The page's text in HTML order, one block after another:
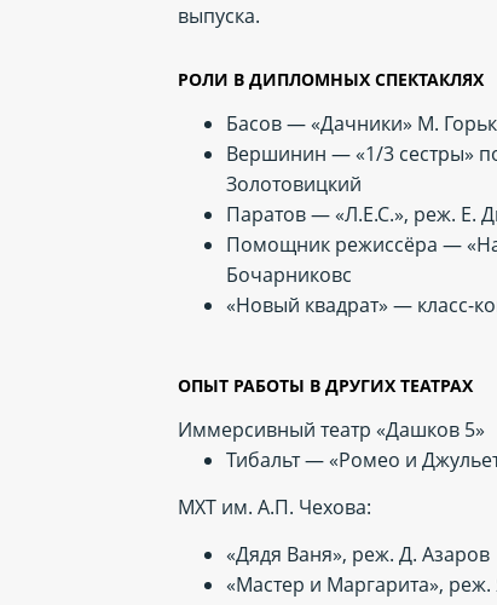
выпуска.
РОЛИ В ДИПЛОМНЫХ СПЕКТАКЛЯХ
Басов — «Дачники» М.
Вершинин — «1/3 сестры»
Золотовицкий
Паратов — «Л.Е.С.», реж. Е.
Помощник режиссёра —
Бочарниковс
«Новый квадрат» — класс-
ОПЫТ РАБОТЫ В ДРУГИХ ТЕАТРАХ
Иммерсивный театр «Дашков 5»
Тибальт — «Ромео и
МХТ им. А.П. Чехова:
«Дядя Ваня», реж. Д. Азаров
«Мастер и Маргарита», реж.